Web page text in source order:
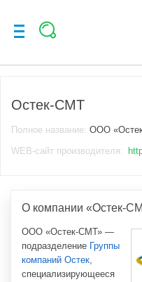
Остек-СМТ
Полное название: ООО
WEB-сайт производителя:
О компании «Остек-
ООО «Остек-СМТ» —
подразделение Группы
компаний Остек,
специализирующееся